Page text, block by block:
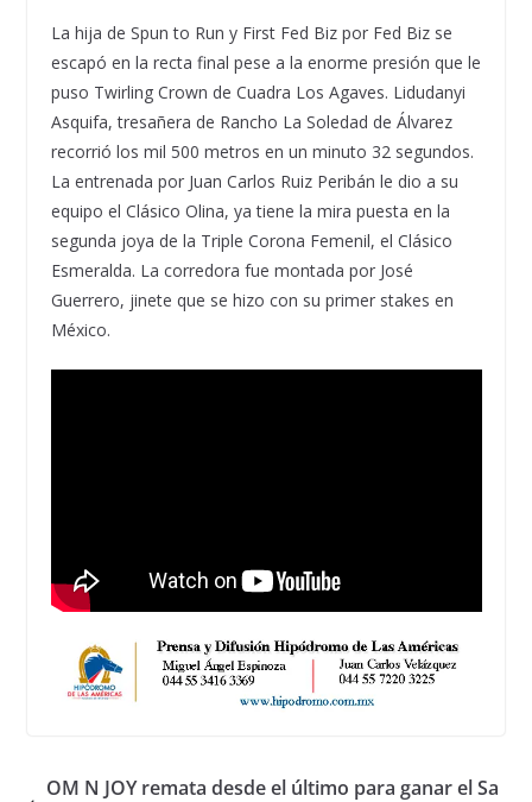
La hija de Spun to Run y First Fed Biz por Fed Biz se
escapó en la recta final pese a la enorme presión que le
puso Twirling Crown de Cuadra Los Agaves. Lidudanyi
Asquifa, tresañera de Rancho La Soledad de Álvarez
recorrió los mil 500 metros en un minuto 32 segundos.
La entrenada por Juan Carlos Ruiz Peribán le dio a su
equipo el Clásico Olina, ya tiene la mira puesta en la
segunda joya de la Triple Corona Femenil, el Clásico
Esmeralda. La corredora fue montada por José
Guerrero, jinete que se hizo con su primer stakes en
México.
OM N JOY remata desde el último para ganar el Sa